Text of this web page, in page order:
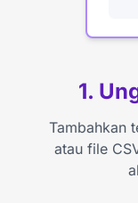
1.
Tambahkan
atau file